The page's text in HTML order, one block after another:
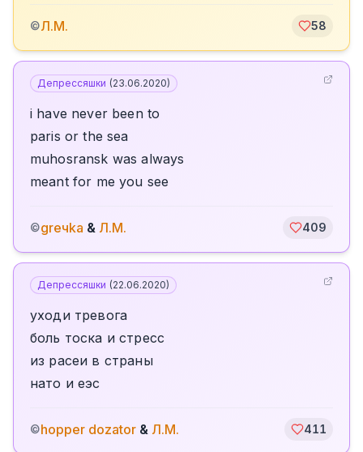
©Л.М. 58
Депрессяшки (23.06.2020)
i have never been to
paris or the sea
muhosransk was always
meant for me you see
©greчka & Л.М. 409
Депрессяшки (22.06.2020)
уходи тревога
боль тоска и стресс
из расеи в страны
нато и еэс
©hopper dozator & Л.М. 411